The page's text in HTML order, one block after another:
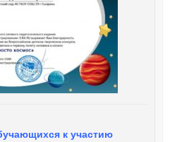
к участию